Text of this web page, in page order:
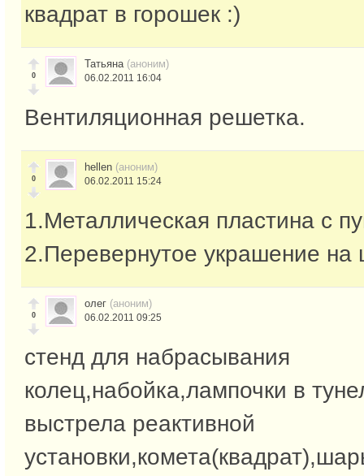
квадрат в горошек :)
0
Татьяна (аноним)
06.02.2011 16:04
Вентиляционная решетка.
0
hellen (аноним)
06.02.2011 15:24
1.Металлическая пластина с
2.Перевернутое украшение
0
олег (аноним)
06.02.2011 09:25
стенд для набрасывания
колец,набойка,лампочки в
выстрела реактивной